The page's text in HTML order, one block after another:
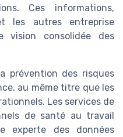
Ces informations,
les autres entreprise
vision consolidée des
prévention des risques
au même titre que les
Les services de
de santé au travail
experte des données